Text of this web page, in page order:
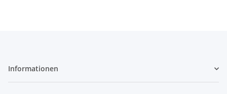
Informationen